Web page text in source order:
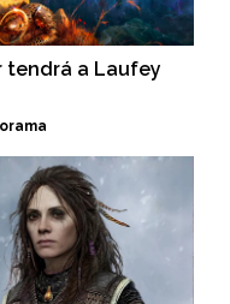
tendrá a Laufey